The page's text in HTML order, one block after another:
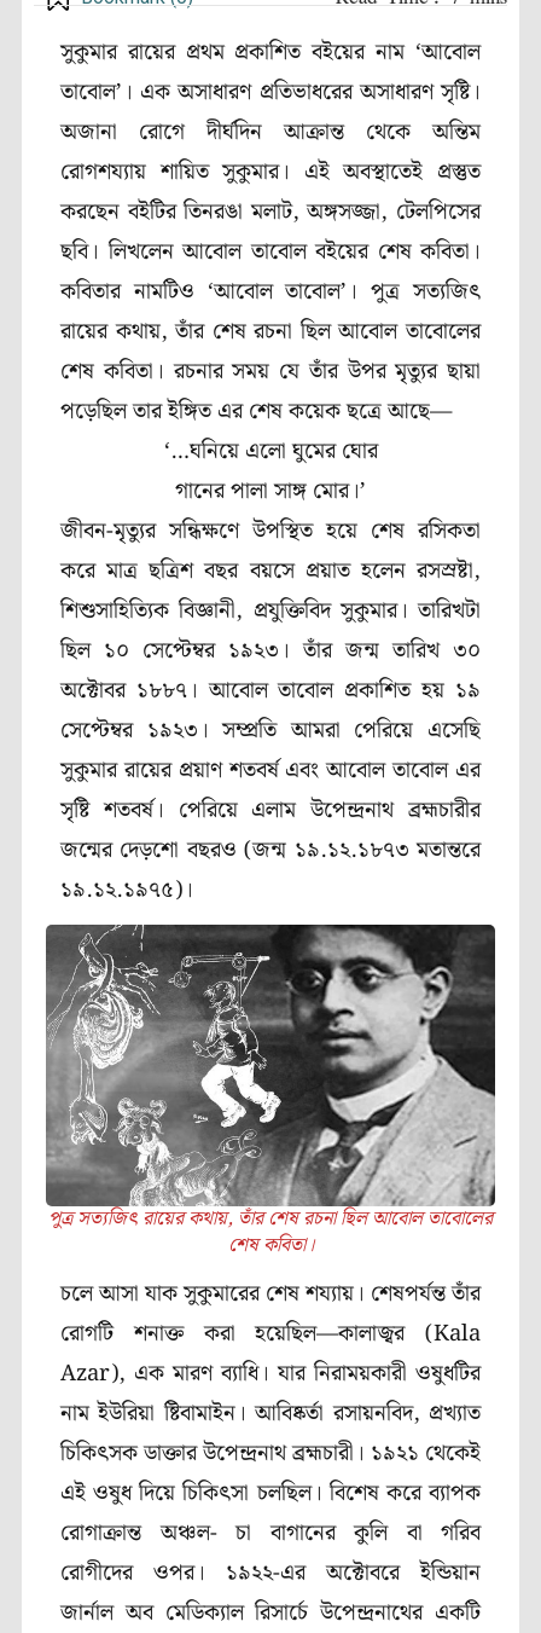
সুকুমার রায়ের প্রথম প্রকাশিত বইয়ের নাম ‘আবোল
তাবোল’। এক অসাধারণ প্রতিভাধরের অসাধারণ সৃষ্টি।
অজানা রোগে দীর্ঘদিন আক্রান্ত থেকে অন্তিম
রোগশয্যায় শায়িত সুকুমার। এই অবস্থাতেই প্রস্তুত
করছেন বইটির তিনরঙা মলাট, অঙ্গসজ্জা, টেলপিসের
ছবি। লিখলেন আবোল তাবোল বইয়ের শেষ কবিতা।
কবিতার নামটিও ‘আবোল তাবোল’। পুত্র সত্যজিৎ
রায়ের কথায়, তাঁর শেষ রচনা ছিল আবোল তাবোলের
শেষ কবিতা। রচনার সময় যে তাঁর উপর মৃত্যুর ছায়া
পড়েছিল তার ইঙ্গিত এর শেষ কয়েক ছত্রে আছে—
‘…ঘনিয়ে এলো ঘুমের ঘোর
গানের পালা সাঙ্গ মোর।’
জীবন-মৃত্যুর সন্ধিক্ষণে উপস্থিত হয়ে শেষ রসিকতা
করে মাত্র ছত্রিশ বছর বয়সে প্রয়াত হলেন রসস্রষ্টা,
শিশুসাহিত্যিক বিজ্ঞানী, প্রযুক্তিবিদ সুকুমার। তারিখটা
ছিল ১০ সেপ্টেম্বর ১৯২৩। তাঁর জন্ম তারিখ ৩০
অক্টোবর ১৮৮৭। আবোল তাবোল প্রকাশিত হয় ১৯
সেপ্টেম্বর ১৯২৩। সম্প্রতি আমরা পেরিয়ে এসেছি
সুকুমার রায়ের প্রয়াণ শতবর্ষ এবং আবোল তাবোল এর
সৃষ্টি শতবর্ষ। পেরিয়ে এলাম উপেন্দ্রনাথ ব্রহ্মচারীর
জন্মের দেড়শো বছরও (জন্ম ১৯.১২.১৮৭৩ মতান্তরে
১৯.১২.১৯৭৫)।
পুত্র সত্যজিৎ রায়ের কথায়, তাঁর শেষ রচনা ছিল আবোল তাবোলের
শেষ কবিতা।
চলে আসা যাক সুকুমারের শেষ শয্যায়। শেষপর্যন্ত তাঁর
রোগটি শনাক্ত করা হয়েছিল—কালাজ্বর (Kala
Azar), এক মারণ ব্যাধি। যার নিরাময়কারী ওষুধটির
নাম ইউরিয়া ষ্টিবামাইন। আবিষ্কর্তা রসায়নবিদ, প্রখ্যাত
চিকিৎসক ডাক্তার উপেন্দ্রনাথ ব্রহ্মচারী। ১৯২১ থেকেই
এই ওষুধ দিয়ে চিকিৎসা চলছিল। বিশেষ করে ব্যাপক
রোগাক্রান্ত অঞ্চল- চা বাগানের কুলি বা গরিব
রোগীদের ওপর। ১৯২২-এর অক্টোবরে ইন্ডিয়ান
জার্নাল অব মেডিক্যাল রিসার্চে উপেন্দ্রনাথের একটি